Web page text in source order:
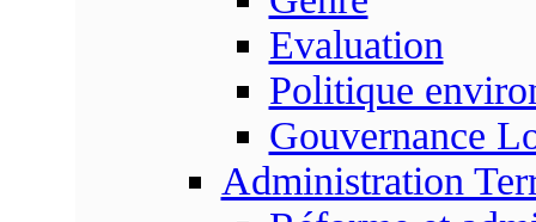
Evaluation
Politique
Gouvernance
Administration